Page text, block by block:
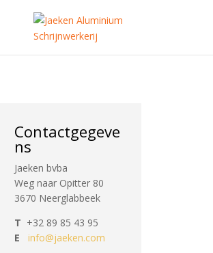
Contactgegeve
ns
Jaeken bvba
Weg naar Opitter 80
3670 Neerglabbeek
T +32 89 85 43 95
E
info@jaeken.com